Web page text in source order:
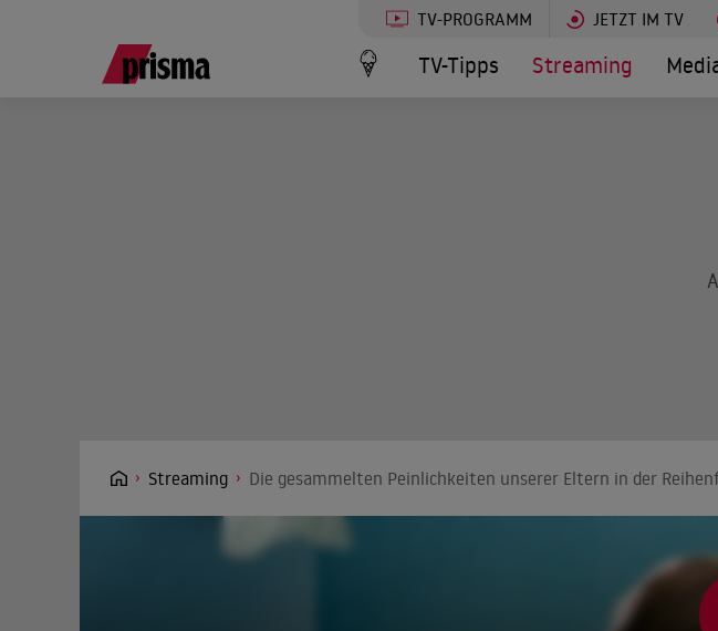
TV-PROGRAMM JETZT IM TV
TV-Tipps Streaming
Streaming Die gesammelten Peinlichkeiten unserer Eltern in der